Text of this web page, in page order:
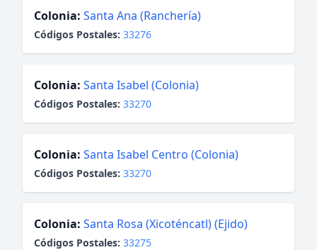
Colonia: Santa Ana (Ranchería)
Códigos Postales: 33276
Colonia: Santa Isabel (Colonia)
Códigos Postales: 33270
Colonia: Santa Isabel Centro (Colonia)
Códigos Postales: 33270
Colonia: Santa Rosa (Xicoténcatl) (Ejido)
Códigos Postales: 33275